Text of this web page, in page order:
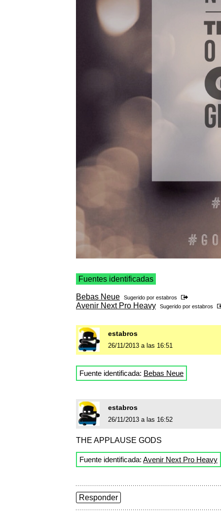
Fuentes identificadas
Bebas Neue Sugerido por estabros
Avenir Next Pro Heavy Sugerido por estabros
estabros
26/11/2013 a las 16:51
Fuente identificada: Bebas Neue
estabros
26/11/2013 a las 16:52
THE APPLAUSE GODS
Fuente identificada: Avenir Next Pro Heavy
Responder